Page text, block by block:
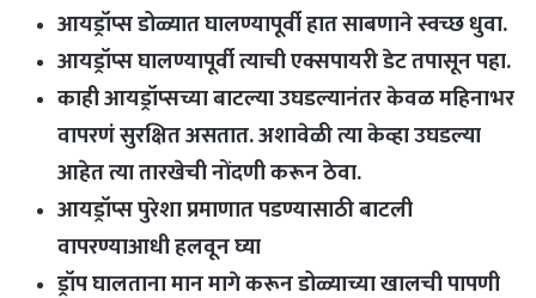
आयड्रॉप्स डोळ्यात घालण्यापूर्वी हात साबणाने स्वच्छ धुवा.
आयड्रॉप्स घालण्यापूर्वी त्याची एक्सपायरी डेट तपासून पहा.
काही आयड्रॉप्सच्या बाटल्या उघडल्यानंतर केवळ महिनाभर
वापरणं सुरक्षित असतात. अशावेळी त्या केव्हा उघडल्या
आहेत त्या तारखेची नोंदणी करून ठेवा.
आयड्रॉप्स पुरेशा प्रमाणात पडण्यासाठी बाटली
वापरण्याआधी हलवून घ्या
ड्रॉप घालताना मान मागे करून डोळ्याच्या खालची पापणी